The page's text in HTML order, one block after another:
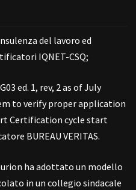
del lavoro ed
IQNET-CSQ;
ed. 1, rev, 2 as of July
to verify proper application
Certification cycle start
BUREAU VERITAS.
ha adottato un modello
in un collegio sindacale